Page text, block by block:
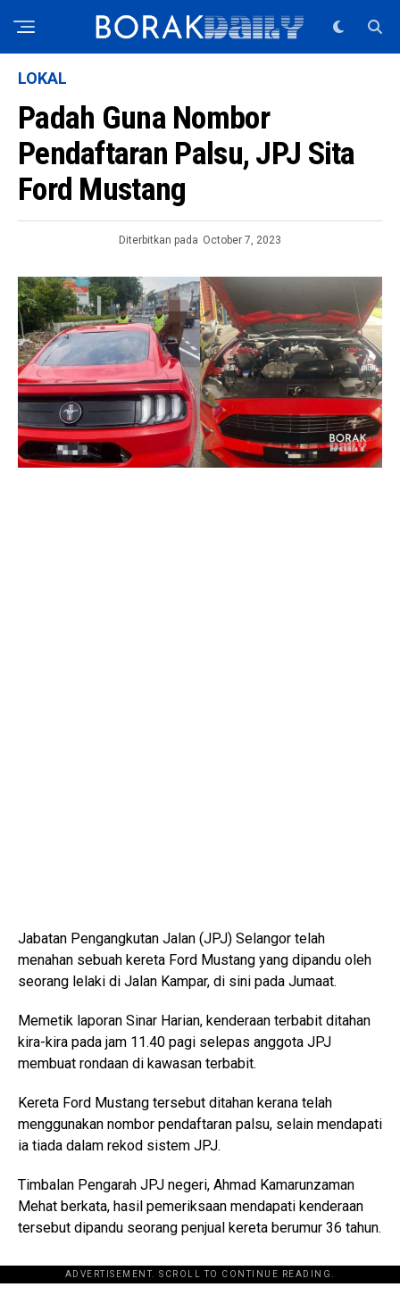
LOKAL
Padah Guna Nombor
Pendaftaran Palsu, JPJ Sita
Ford Mustang
Diterbitkan pada October 7, 2023
Jabatan Pengangkutan Jalan (JPJ) Selangor telah
menahan sebuah kereta Ford Mustang yang dipandu oleh
seorang lelaki di Jalan Kampar, di sini pada Jumaat.
Memetik laporan Sinar Harian, kenderaan terbabit ditahan
kira-kira pada jam 11.40 pagi selepas anggota JPJ
membuat rondaan di kawasan terbabit.
Kereta Ford Mustang tersebut ditahan kerana telah
menggunakan nombor pendaftaran palsu, selain mendapati
ia tiada dalam rekod sistem JPJ.
Timbalan Pengarah JPJ negeri, Ahmad Kamarunzaman
Mehat berkata, hasil pemeriksaan mendapati kenderaan
tersebut dipandu seorang penjual kereta berumur 36 tahun.
ADVERTISEMENT. SCROLL TO CONTINUE READING.